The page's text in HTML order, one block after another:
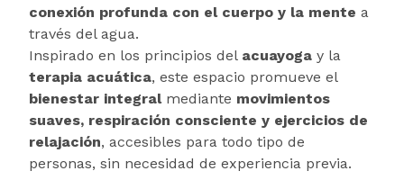
conexión profunda con el cuerpo y la mente a
través del agua.
Inspirado en los principios del acuayoga y la
terapia acuática, este espacio promueve el
bienestar integralmediante movimientos
suaves, respiración consciente y ejercicios de
relajación, accesibles para todo tipo de
personas, sin necesidad de experiencia previa.